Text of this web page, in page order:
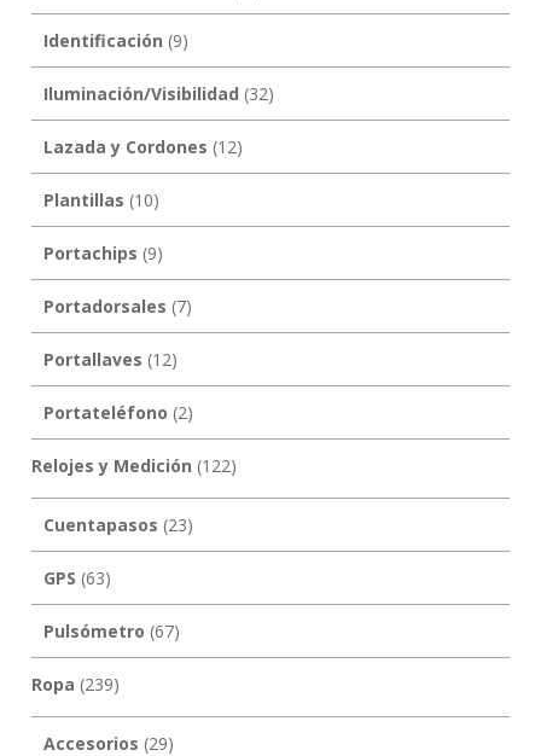
Identificación (9)
Iluminación/Visibilidad (32)
Lazada y Cordones (12)
Plantillas (10)
Portachips (9)
Portadorsales (7)
Portallaves (12)
Portateléfono (2)
Relojes y Medición (122)
Cuentapasos (23)
GPS (63)
Pulsómetro (67)
Ropa (239)
Accesorios (29)